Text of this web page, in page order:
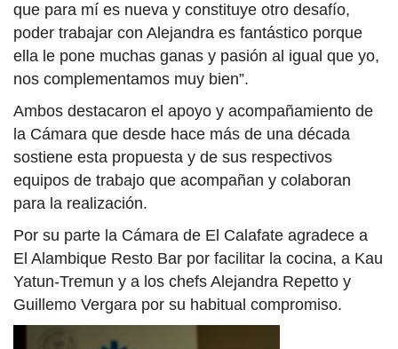
que para mí es nueva y constituye otro desafío,
poder trabajar con Alejandra es fantástico porque
ella le pone muchas ganas y pasión al igual que yo,
nos complementamos muy bien”.
Ambos destacaron el apoyo y acompañamiento de
la Cámara que desde hace más de una década
sostiene esta propuesta y de sus respectivos
equipos de trabajo que acompañan y colaboran
para la realización.
Por su parte la Cámara de El Calafate agradece a
El Alambique Resto Bar por facilitar la cocina, a Kau
Yatun-Tremun y a los chefs Alejandra Repetto y
Guillemo Vergara por su habitual compromiso.